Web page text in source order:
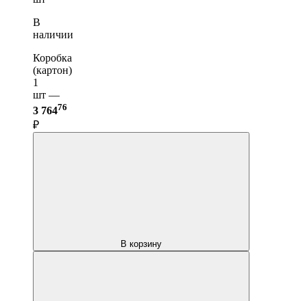
В
наличии
Коробка
(картон)
1
шт —
3 76476
₽
В корзину